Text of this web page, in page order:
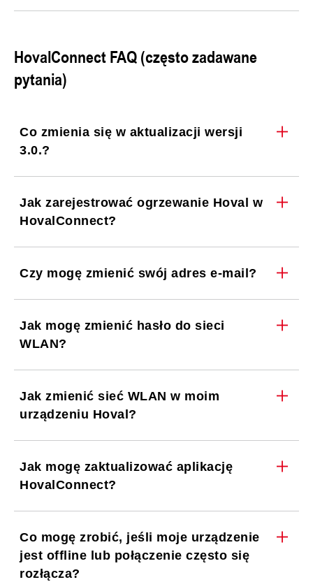
HovalConnect FAQ (często zadawane
pytania)
Co zmienia się w aktualizacji wersji
3.0.?
Jak zarejestrować ogrzewanie Hoval w
HovalConnect?
Czy mogę zmienić swój adres e-mail?
Jak mogę zmienić hasło do sieci
WLAN?
Jak zmienić sieć WLAN w moim
urządzeniu Hoval?
Jak mogę zaktualizować aplikację
HovalConnect?
Co mogę zrobić, jeśli moje urządzenie
jest offline lub połączenie często się
rozłącza?